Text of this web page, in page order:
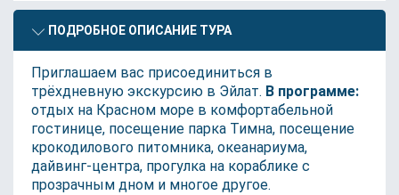
ПОДРОБНОЕ ОПИСАНИЕ ТУРА
Приглашаем вас присоединиться в
трёхдневную экскурсию в Эйлат. В программе:
отдых на Красном море в комфортабельной
гостинице, посещение парка Тимна, посещение
крокодилового питомника, океанариума,
дайвинг-центра, прогулка на кораблике с
прозрачным дном и многое другое.